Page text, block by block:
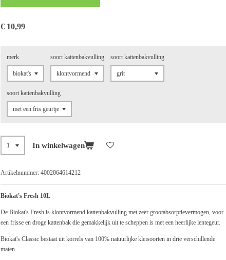
€ 10,99
merk soort kattenbakvulling soort kattenbakvulling
soort kattenbakvulling
In winkelwagen
Artikelnummer: 4002064614212
Biokat's Fresh 10L
De Biokat's Fresh is klontvormend kattenbakvulling met zeer grootabsorptievermogen, voor
een frisse en droge kattenbak die gemakkelijk uit te scheppen is met een heerlijke lentegeur.
Biokat's Classic bestaat uit korrels van 100% natuurlijke kleisoorten in drie verschillende
maten.